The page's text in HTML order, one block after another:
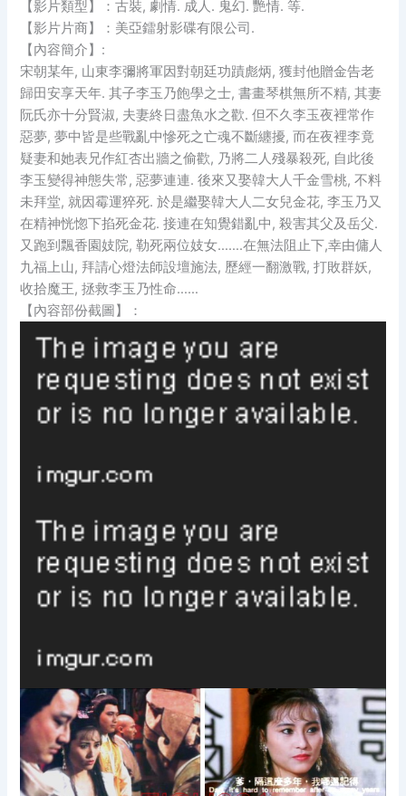
【影片類型】：古裝, 劇情. 成人. 鬼幻. 艷情. 等.
【影片片商】：美亞鐳射影碟有限公司.
【內容簡介】:
宋朝某年, 山東李彌將軍因對朝廷功蹟彪炳, 獲封他贈金告老
歸田安享天年. 其子李玉乃飽學之士, 書畫琴棋無所不精, 其妻
阮氏亦十分賢淑, 夫妻終日盡魚水之歡. 但不久李玉夜裡常作
惡夢, 夢中皆是些戰亂中慘死之亡魂不斷纏擾, 而在夜裡李竟
疑妻和她表兄作紅杏出牆之偷歡, 乃將二人殘暴殺死, 自此後
李玉變得神態失常, 惡夢連連. 後來又娶韓大人千金雪桃, 不料
未拜堂, 就因霉運猝死. 於是繼娶韓大人二女兒金花, 李玉乃又
在精神恍惚下掐死金花. 接連在知覺錯亂中, 殺害其父及岳父.
又跑到飄香園妓院, 勒死兩位妓女…….在無法阻止下,幸由傭人
九福上山, 拜請心燈法師設壇施法, 歷經一翻激戰, 打敗群妖,
收拾魔王, 拯救李玉乃性命……
【內容部份截圖】：